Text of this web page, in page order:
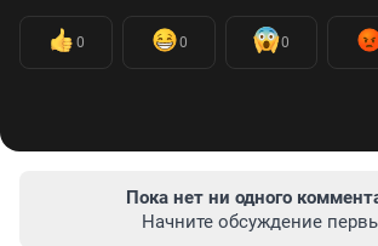
0 0 0
Пока нет ни одного
Начните обсуждение